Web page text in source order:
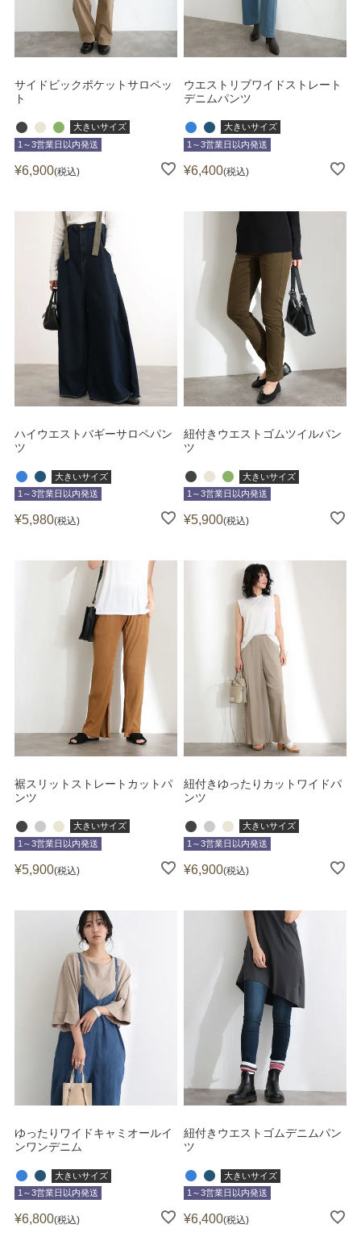
サイドビックポケットサロペッ
ト
大きいサイズ
1～3営業日以内発送
¥6,900 税込
ウエストリブワイドストレート
デニムパンツ
大きいサイズ
1～3営業日以内発送
¥6,400 税込
ハイウエストバギーサロペパン
ツ
大きいサイズ
1～3営業日以内発送
¥5,980 税込
紐付きウエストゴムツイルパン
ツ
大きいサイズ
1～3営業日以内発送
¥5,900 税込
裾スリットストレートカットパ
ンツ
大きいサイズ
1～3営業日以内発送
¥5,900 税込
紐付きゆったりカットワイドパ
ンツ
大きいサイズ
1～3営業日以内発送
¥6,900 税込
ゆったりワイドキャミオールイ
ンワンデニム
大きいサイズ
1～3営業日以内発送
¥6,800 税込
紐付きウエストゴムデニムパン
ツ
大きいサイズ
1～3営業日以内発送
¥6,400 税込